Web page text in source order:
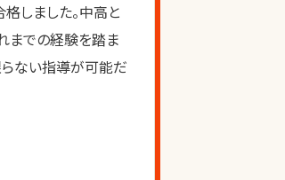
しました。中高と
までの経験を踏ま
ない指導が可能だ